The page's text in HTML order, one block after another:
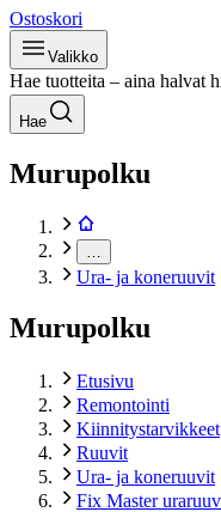
Ostoskori
Valikko
Hae tuotteita – aina halvat
Hae
Murupolku
Ura- ja koneruuvit
Murupolku
Etusivu
Remontointi
Kiinnitystarvikkeet
Ruuvit
Ura- ja koneruuvit
Fix Master